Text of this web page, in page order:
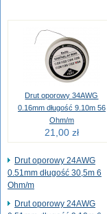
Drut oporowy 34AWG
0.16mm długość 9.10m 56
Ohm/m
21,00 zł
Drut oporowy 24AWG
0.51mm długość 30,5m 6
Ohm/m
Drut oporowy 24AWG